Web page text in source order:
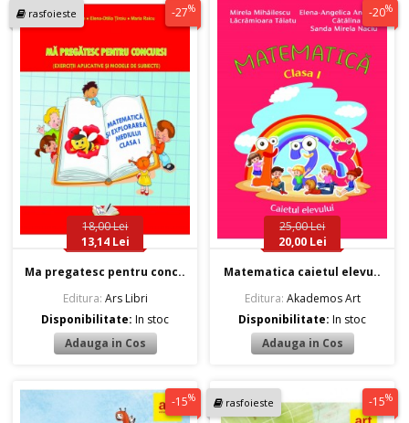
rasfoieste -27%
18,00 Lei
13,14 Lei
Ma pregatesc pentru conc..
Editura: Ars Libri
Disponibilitate:In stoc
-20%
25,00 Lei
20,00 Lei
Matematica caietul elevu..
Editura: Akademos Art
Disponibilitate:In stoc
-15% rasfoieste -15%